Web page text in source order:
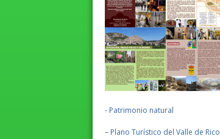
- Patrimonio natural
– Plano Turístico del Valle de